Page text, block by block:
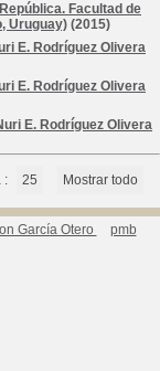
Facultad de
Uruguay) (2015)
E. Rodríguez Olivera
E. Rodríguez Olivera
E. Rodríguez Olivera
: 25 Mostrar todo
García Otero pmb